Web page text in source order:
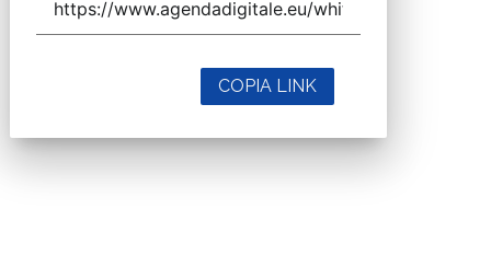
COPIA LINK